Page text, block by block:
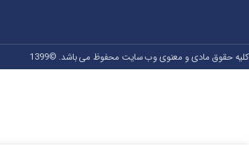
کلیه حقوق مادی و معنوی وب سایت محفوظ می باشد. ©1399